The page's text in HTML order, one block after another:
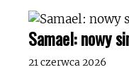
Samael: nowy
21 czerwca 2026